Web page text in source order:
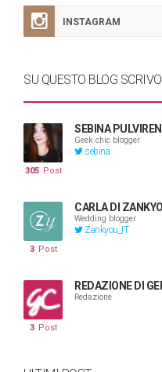
INSTAGRAM
SU QUESTO BLOG
SEBINA
Geek chic blogger
sebina
305 Post
CARLA DI
Wedding blogger
Zankyou_IT
3 Post
REDAZIONE DI
Redazione
3 Post